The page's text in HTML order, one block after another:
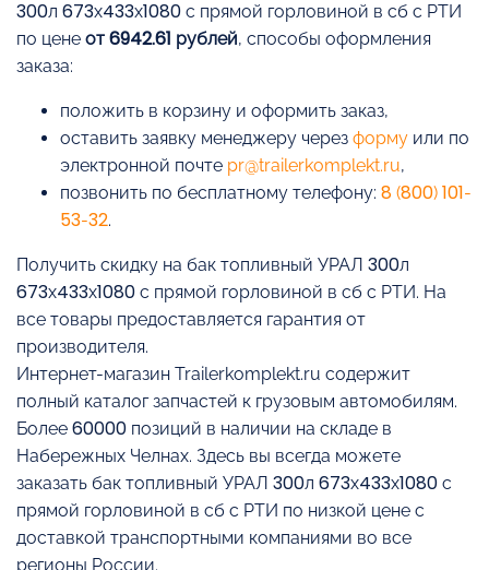
300л 673х433х1080 с прямой горловиной в сб с РТИ
по цене от 6942.61 рублей, способы оформления
заказа:
положить в корзину и оформить заказ,
оставить заявку менеджеру через форму или по
электронной почте pr@trailerkomplekt.ru,
позвонить по бесплатному телефону: 8 (800) 101-
53-32.
Получить скидку на бак топливный УРАЛ 300л
673х433х1080 с прямой горловиной в сб с РТИ. На
все товары предоставляется гарантия от
производителя.
Интернет-магазин Trailerkomplekt.ru содержит
полный каталог запчастей к грузовым автомобилям.
Более 60000 позиций в наличии на складе в
Набережных Челнах. Здесь вы всегда можете
заказать бак топливный УРАЛ 300л 673х433х1080 с
прямой горловиной в сб с РТИ по низкой цене с
доставкой транспортными компаниями во все
регионы России.